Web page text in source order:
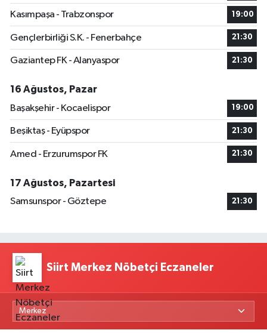
Kasımpaşa - Trabzonspor 19:00
Gençlerbirliği S.K. - Fenerbahçe 21:30
Gaziantep FK - Alanyaspor 21:30
16 Ağustos, Pazar
Başakşehir - Kocaelispor
19:00
Beşiktaş - Eyüpspor 21:30
Amed - Erzurumspor FK 21:30
17 Ağustos, Pazartesi
Samsunspor - Göztepe
21:30
Siirt Merkez Nöbetçi Eczaneler